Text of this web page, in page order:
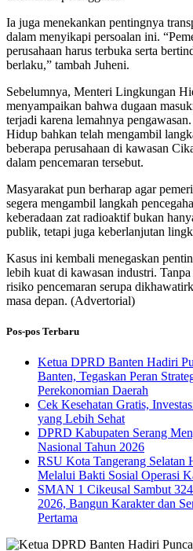
Ia juga menekankan pentingnya
dalam menyikapi persoalan ini.
perusahaan harus terbuka serta
berlaku,” tambah Juheni.
Sebelumnya, Menteri Lingkungan
menyampaikan bahwa dugaan
terjadi karena lemahnya
Hidup bahkan telah mengambil
beberapa perusahaan di kawasan
dalam pencemaran tersebut.
Masyarakat pun berharap agar
segera mengambil langkah
keberadaan zat radioaktif bukan
publik, tetapi juga keberlanjutan
Kasus ini kembali menegaskan
lebih kuat di kawasan industri.
risiko pencemaran serupa
masa depan. (Advertorial)
Pos-pos Terbaru
Ketua DPRD Banten Hadiri
Banten, Tegaskan Peran
Perekonomian Daerah
Cek Kesehatan Gratis,
yang Lebih Sehat
DPRD Kabupaten Serang
Nasional Tahun 2026
RSU Kota Tangerang Selatan
Melalui Bakti Sosial Operasi
SMAN 1 Cikeusal Sambut
2026, Bangun Karakter dan
Pertama